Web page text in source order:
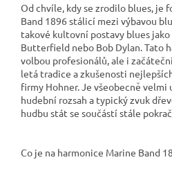
Od chvíle, kdy se zrodilo blues, je
Band 1896 stálicí mezi výbavou
takové kultovní postavy blues
Butterfield nebo Bob Dylan. Tato
volbou profesionálů, ale i
letá tradice a zkušenosti
firmy Hohner. Je všeobecně velmi
hudební rozsah a typický zvuk
hudbu stát se součástí stále
Co je na harmonice Marine Band